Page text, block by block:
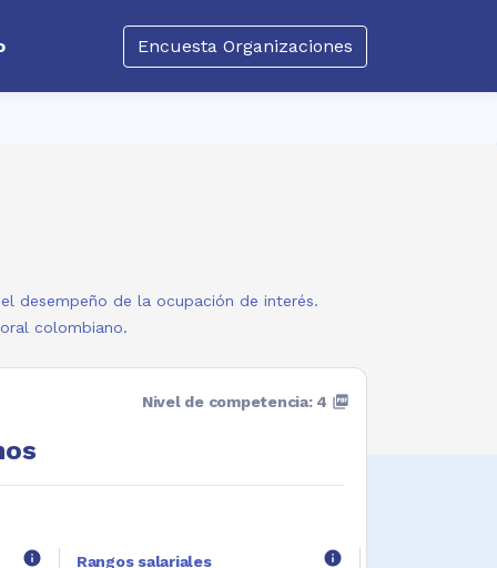
Encuesta Organizaciones
desempeño de la ocupación de interés.
colombiano.
Nivel de competencia: 4 picture_as_pdf
info Rangos salariales info